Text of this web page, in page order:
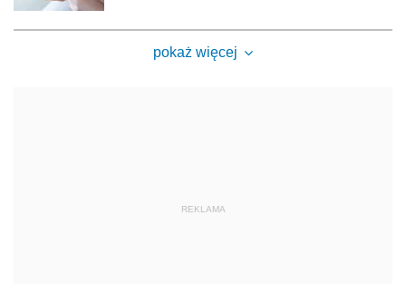
pokaż więcej
REKLAMA